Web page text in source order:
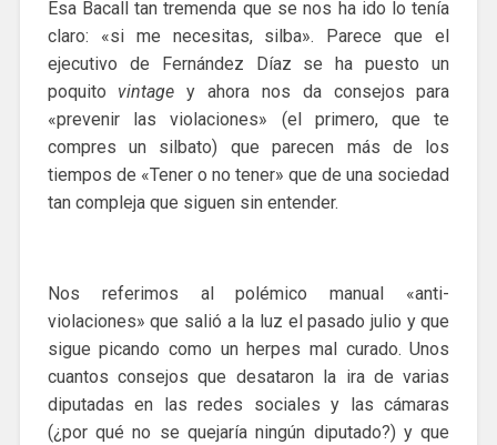
Esa Bacall tan tremenda que se nos ha ido lo tenía
claro: «si me necesitas, silba». Parece que el
ejecutivo de Fernández Díaz se ha puesto un
poquito vintage y ahora nos da consejos para
«prevenir las violaciones» (el primero, que te
compres un silbato) que parecen más de los
tiempos de «Tener o no tener» que de una sociedad
tan compleja que siguen sin entender.
Nos referimos al polémico manual «anti-
violaciones» que salió a la luz el pasado julio y que
sigue picando como un herpes mal curado. Unos
cuantos consejos que desataron la ira de varias
diputadas en las redes sociales y las cámaras
(¿por qué no se quejaría ningún diputado?) y que